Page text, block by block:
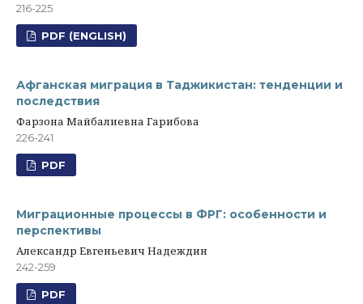
216-225
PDF (ENGLISH)
Афганская миграция в Таджикистан: тенденции и
последствия
Фарзона Майбалиевна Гарибова
226-241
PDF
Миграционные процессы в ФРГ: особенности и
перспективы
Александр Евгеньевич Надеждин
242-259
PDF